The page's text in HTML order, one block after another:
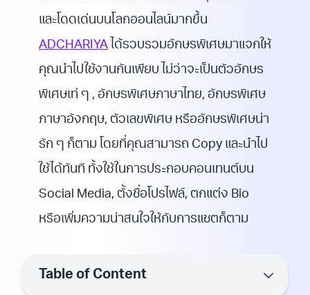
และโดดเด่นบนโลกออนไลน์มากขึ้น
ADCHARIYA ได้รวบรวมอักษรพิเศษมาแจกให้
คุณนำไปใช้งานกันเพียบ ไม่ว่าจะเป็นตัวอักษร
พิเศษเท่ ๆ , อักษรพิเศษภาษาไทย, อักษรพิเศษ
ภาษาอังกฤษ, ตัวเลขพิเศษ หรืออักษรพิเศษน่า
รัก ๆ ก็ตาม โดยที่คุณสามารถ Copy และนำไป
ใช้ได้ทันที ทั้งใช้ในการประกอบคอนเทนต์บน
Social Media, ตั้งชื่อโปรไฟล์, ตกแต่ง Bio
หรือเพิ่มความน่าสนใจให้กับการแชตก็ตาม
Table of Content